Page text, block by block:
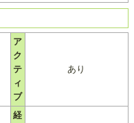
ア
ク
テ
ィ
ブ
あり
経